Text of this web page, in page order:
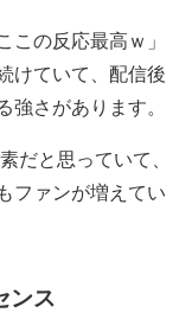
この反応最高ｗ」
けていて、配信後
強さがあります。
だと思っていて、
ファンが増えてい
ンス